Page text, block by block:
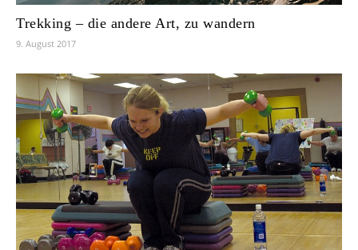
Trekking – die andere Art, zu wandern
9. August 2017